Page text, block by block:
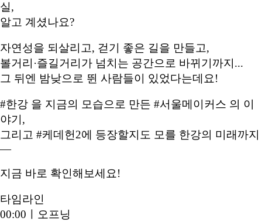
실,
알고 계셨나요?
자연성을 되살리고, 걷기 좋은 길을 만들고,
볼거리·즐길거리가 넘치는 공간으로 바뀌기까지...
그 뒤엔 밤낮으로 뛴 사람들이 있었다는데요!
#한강 을 지금의 모습으로 만든 #서울메이커스 의 이
야기,
그리고 #케데헌2에 등장할지도 모를 한강의 미래까지
—
지금 바로 확인해보세요!
타임라인
00:00ㅣ오프닝